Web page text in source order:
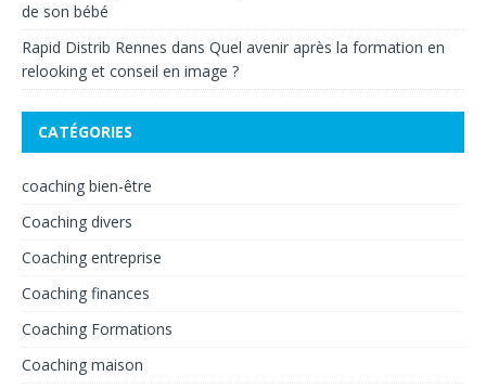
de son bébé
Rapid Distrib Rennes dans Quel avenir après la formation en
relooking et conseil en image ?
CATÉGORIES
coaching bien-être
Coaching divers
Coaching entreprise
Coaching finances
Coaching Formations
Coaching maison